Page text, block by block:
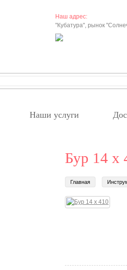
Наш адрес:
"Кубатура", рынок
Наши услуги
Бур 14 х
Главная